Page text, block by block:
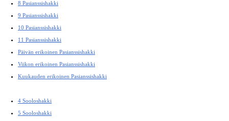
8 Pasianssishakki
9 Pasianssishakki
10 Pasianssishakki
11 Pasianssishakki
Päivän erikoinen Pasianssishakki
Viikon erikoinen Pasianssishakki
Kuukauden erikoinen Pasianssishakki
4 Sooloshakki
5 Sooloshakki